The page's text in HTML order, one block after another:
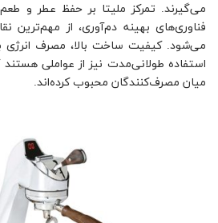
می‌گیرند. تمرکز ملیتا بر حفظ عطر و
فناوری‌های بهینه دم‌آوری، از
می‌شود. کیفیت ساخت بالا، مصرف انرژی
میان مصرف‌کنندگان محبوب کرده‌اند.